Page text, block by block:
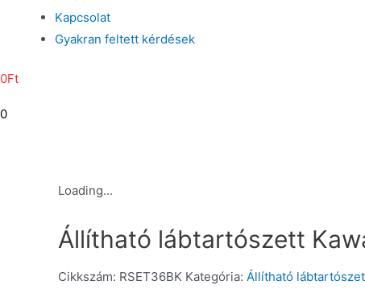
Kapcsolat
Gyakran feltett kérdések
0Ft
0
Loading...
Állítható lábtartószett
Cikkszám: RSET36BK Kategória: Állítható